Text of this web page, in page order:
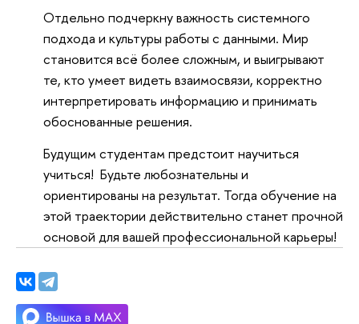
Отдельно подчеркну важность системного
подхода и культуры работы с данными. Мир
становится всё более сложным, и выигрывают
те, кто умеет видеть взаимосвязи, корректно
интерпретировать информацию и принимать
обоснованные решения.
Будущим студентам предстоит научиться
учиться! Будьте любознательны и
ориентированы на результат. Тогда обучение на
этой траектории действительно станет прочной
основой для вашей профессиональной карьеры!